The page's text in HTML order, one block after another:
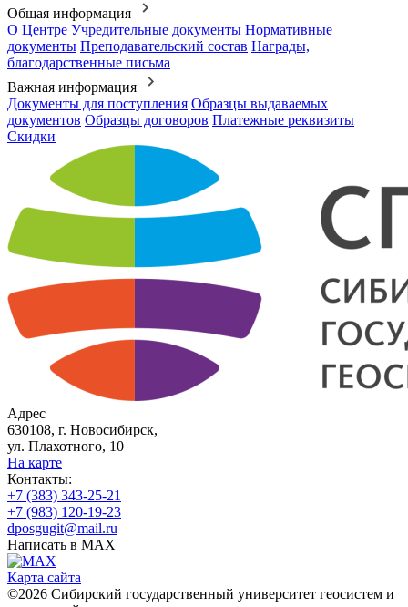
Общая информация
О Центре Учредительные документы Нормативные
документы Преподавательский состав Награды,
благодарственные письма
Важная информация
Документы для поступления Образцы выдаваемых
документов Образцы договоров Платежные реквизиты
Скидки
Адрес
630108, г. Новосибирск,
ул. Плахотного, 10
На карте
Контакты:
+7 (383) 343-25-21
+7 (983) 120-19-23
dposgugit@mail.ru
Написать в MAX
Карта сайта
©2026 Сибирский государственный университет геосистем и